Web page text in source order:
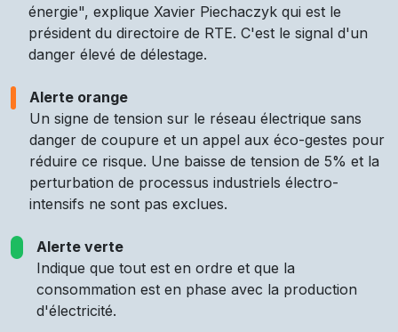
énergie", explique Xavier Piechaczyk qui est le
président du directoire de RTE. C'est le signal d'un
danger élevé de délestage.
Alerte orange
Un signe de tension sur le réseau électrique sans
danger de coupure et un appel aux éco-gestes pour
réduire ce risque. Une baisse de tension de 5% et la
perturbation de processus industriels électro-
intensifs ne sont pas exclues.
Alerte verte
Indique que tout est en ordre et que la
consommation est en phase avec la production
d'électricité.